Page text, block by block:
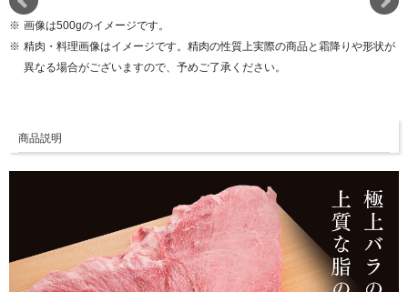
画像は500gのイメージです。
精肉・料理画像はイメージです。精肉の性質上実際の商品と霜降りや形状が
異なる場合がございますので、予めご了承ください。
商品説明